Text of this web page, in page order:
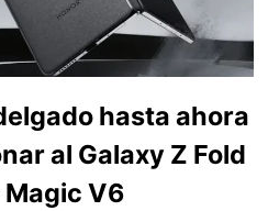
hasta ahora
al Galaxy Z Fold
Magic V6